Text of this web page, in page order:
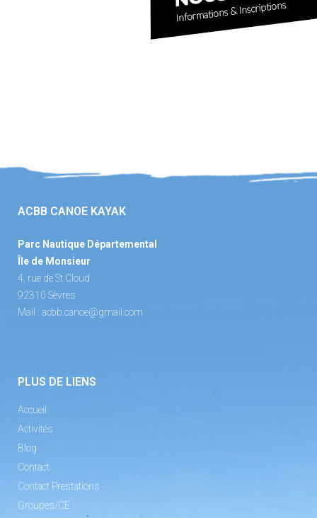
ACBB CANOE KAYAK
Parc Nautique Départemental
Île de Monsieur
4, rue de St Cloud
92310 Sèvres
Mail : acbb.canoe@gmail.com
PLUS DE LIENS
Accueil
Activités
Blog
Contact
Contact Prestations
Groupes/CE